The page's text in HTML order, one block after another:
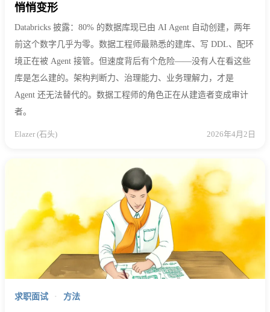
悄悄变形
Databricks 披露：80% 的数据库现已由 AI Agent 自动创建，两年
前这个数字几乎为零。数据工程师最熟悉的建库、写 DDL、配环
境正在被 Agent 接管。但速度背后有个危险——没有人在看这些
库是怎么建的。架构判断力、治理能力、业务理解力，才是
Agent 还无法替代的。数据工程师的角色正在从建造者变成审计
者。
Elazer (石头) 2026年4月2日
求职面试 · 方法